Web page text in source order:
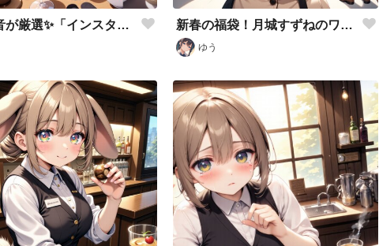
月城鈴音が厳選✨「インスタ映え100%スイーツスポット」 新春の福袋！月城すずねのワクワク初買い体験
ゆう